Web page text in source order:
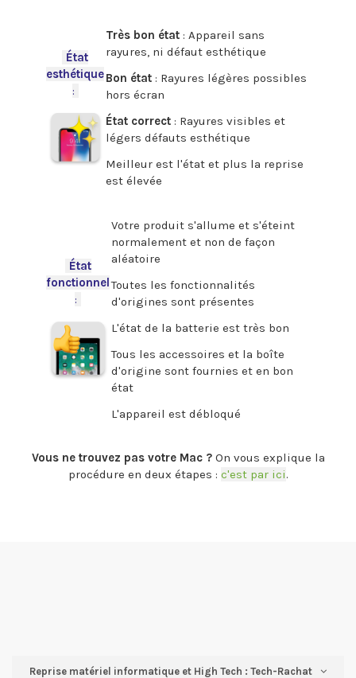
État
esthétique
:
Très bon état : Appareil sans
rayures, ni défaut esthétique
Bon état : Rayures légères possibles
hors écran
État correct : Rayures visibles et
légers défauts esthétique
Meilleur est l'état et plus la reprise
est élevée
État
fonctionnel
:
Votre produit s'allume et s'éteint
normalement et non de façon
aléatoire
Toutes les fonctionnalités
d'origines sont présentes
L'état de la batterie est très bon
Tous les accessoires et la boîte
d'origine sont fournies et en bon
état
L'appareil est débloqué
Vous ne trouvez pas votre Mac ?On vous explique la
procédure en deux étapes : c'est par ici.
Reprise matériel informatique et High Tech : Tech-Rachat